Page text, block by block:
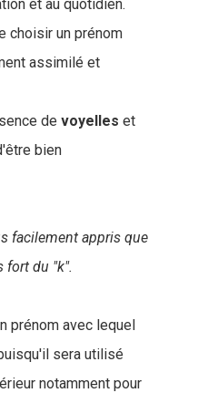
et au quotidien.
choisir un prénom
assimilé et
de voyelles et
bien
facilement appris que
fort du "k".
prénom avec lequel
sera utilisé
notamment pour